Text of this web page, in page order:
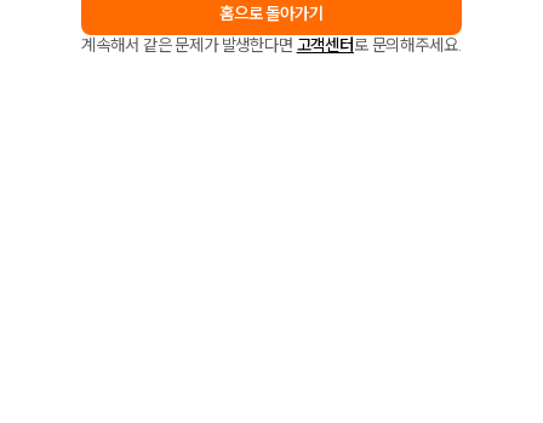
홈으로 돌아가기
계속해서 같은 문제가 발생한다면 고객센터로 문의해주세요.